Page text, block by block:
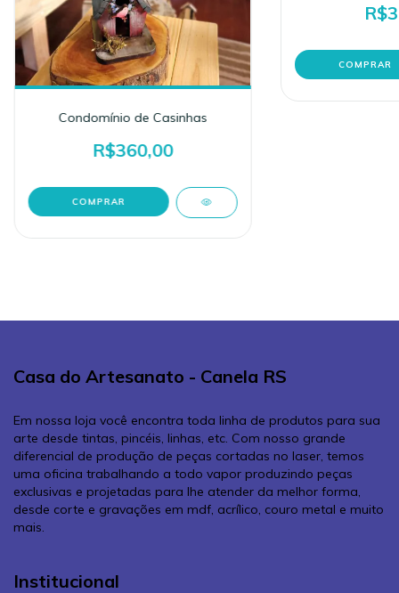
Condomínio de Casinhas
R$360,00
Casa do Artesanato - Canela RS
Em nossa loja você encontra toda linha de produtos para sua
arte desde tintas, pincéis, linhas, etc. Com nosso grande
diferencial de produção de peças cortadas no laser, temos
uma oficina trabalhando a todo vapor produzindo peças
exclusivas e projetadas para lhe atender da melhor forma,
desde corte e gravações em mdf, acrílico, couro metal e muito
mais.
Institucional